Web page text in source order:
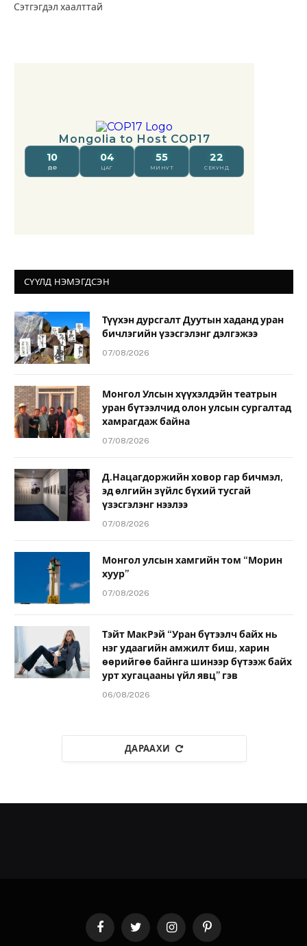
Сэтгэгдэл хаалттай
СҮҮЛД НЭМЭГДСЭН
Түүхэн дурсгалт Дуутын хаданд уран
бичлэгийн үзэсгэлэнг дэлгэжээ
07/08/2026
Монгол Улсын хүүхэлдэйн театрын
уран бүтээлчид олон улсын сургалтад
хамрагдаж байна
07/08/2026
Д.Нацагдоржийн ховор гар бичмэл,
эд өлгийн зүйлс бүхий тусгай
үзэсгэлэнг нээлээ
07/08/2026
Монгол улсын хамгийн том “Морин
хуур”
07/08/2026
Тэйт МакРэй “Уран бүтээлч байх нь
нэг удаагийн амжилт биш, харин
өөрийгөө байнга шинээр бүтээж байх
урт хугацааны үйл явц” гэв
06/08/2026
ДАРААХИ
FacebookTwitter InstagramPinterest